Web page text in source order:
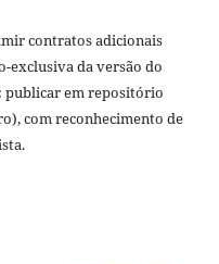
contratos adicionais
exclusiva da versão do
publicar em repositório
com reconhecimento de